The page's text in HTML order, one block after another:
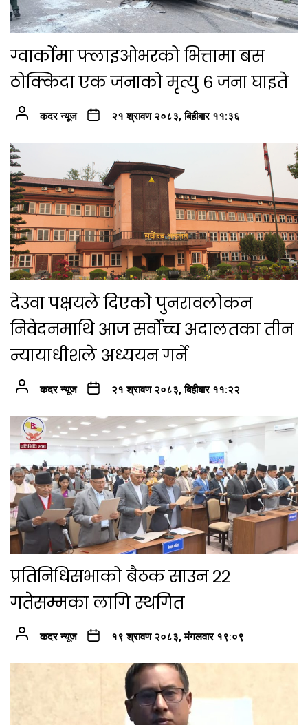
ग्वार्कोमा फ्लाइओभरको भित्तामा बस
ठोक्किदा एक जनाको मृत्यु ६ जना घाइते
कदर न्यूज २१ श्रावण २०८३, बिहीबार ११:३६
देउवा पक्षयले दिएकोे पुनरावलोकन
निवेदनमाथि आज सर्वोच्च अदालतका तीन
न्यायाधीशले अध्ययन गर्ने
कदर न्यूज २१ श्रावण २०८३, बिहीबार ११:२२
प्रतिनिधिसभाको बैठक साउन २२
गतेसम्मका लागि स्थगित
कदर न्यूज १९ श्रावण २०८३, मंगलवार १९:०९